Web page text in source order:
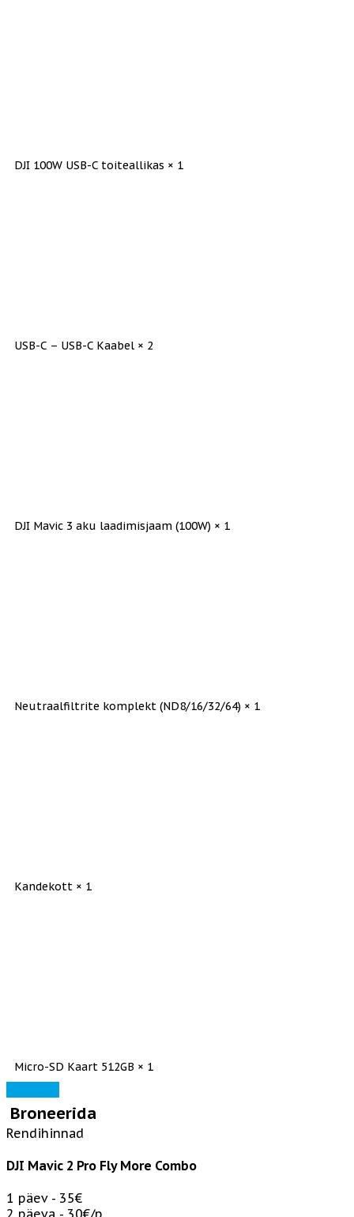
DJI 100W USB-C toiteallikas × 1
USB-C – USB-C Kaabel × 2
DJI Mavic 3 aku laadimisjaam (100W) × 1
Neutraalfiltrite komplekt (ND8/16/32/64) × 1
Kandekott × 1
Micro-SD Kaart 512GB × 1
Broneerida
Rendihinnad
DJI Mavic 2 Pro Fly More Combo
1 päev - 35€